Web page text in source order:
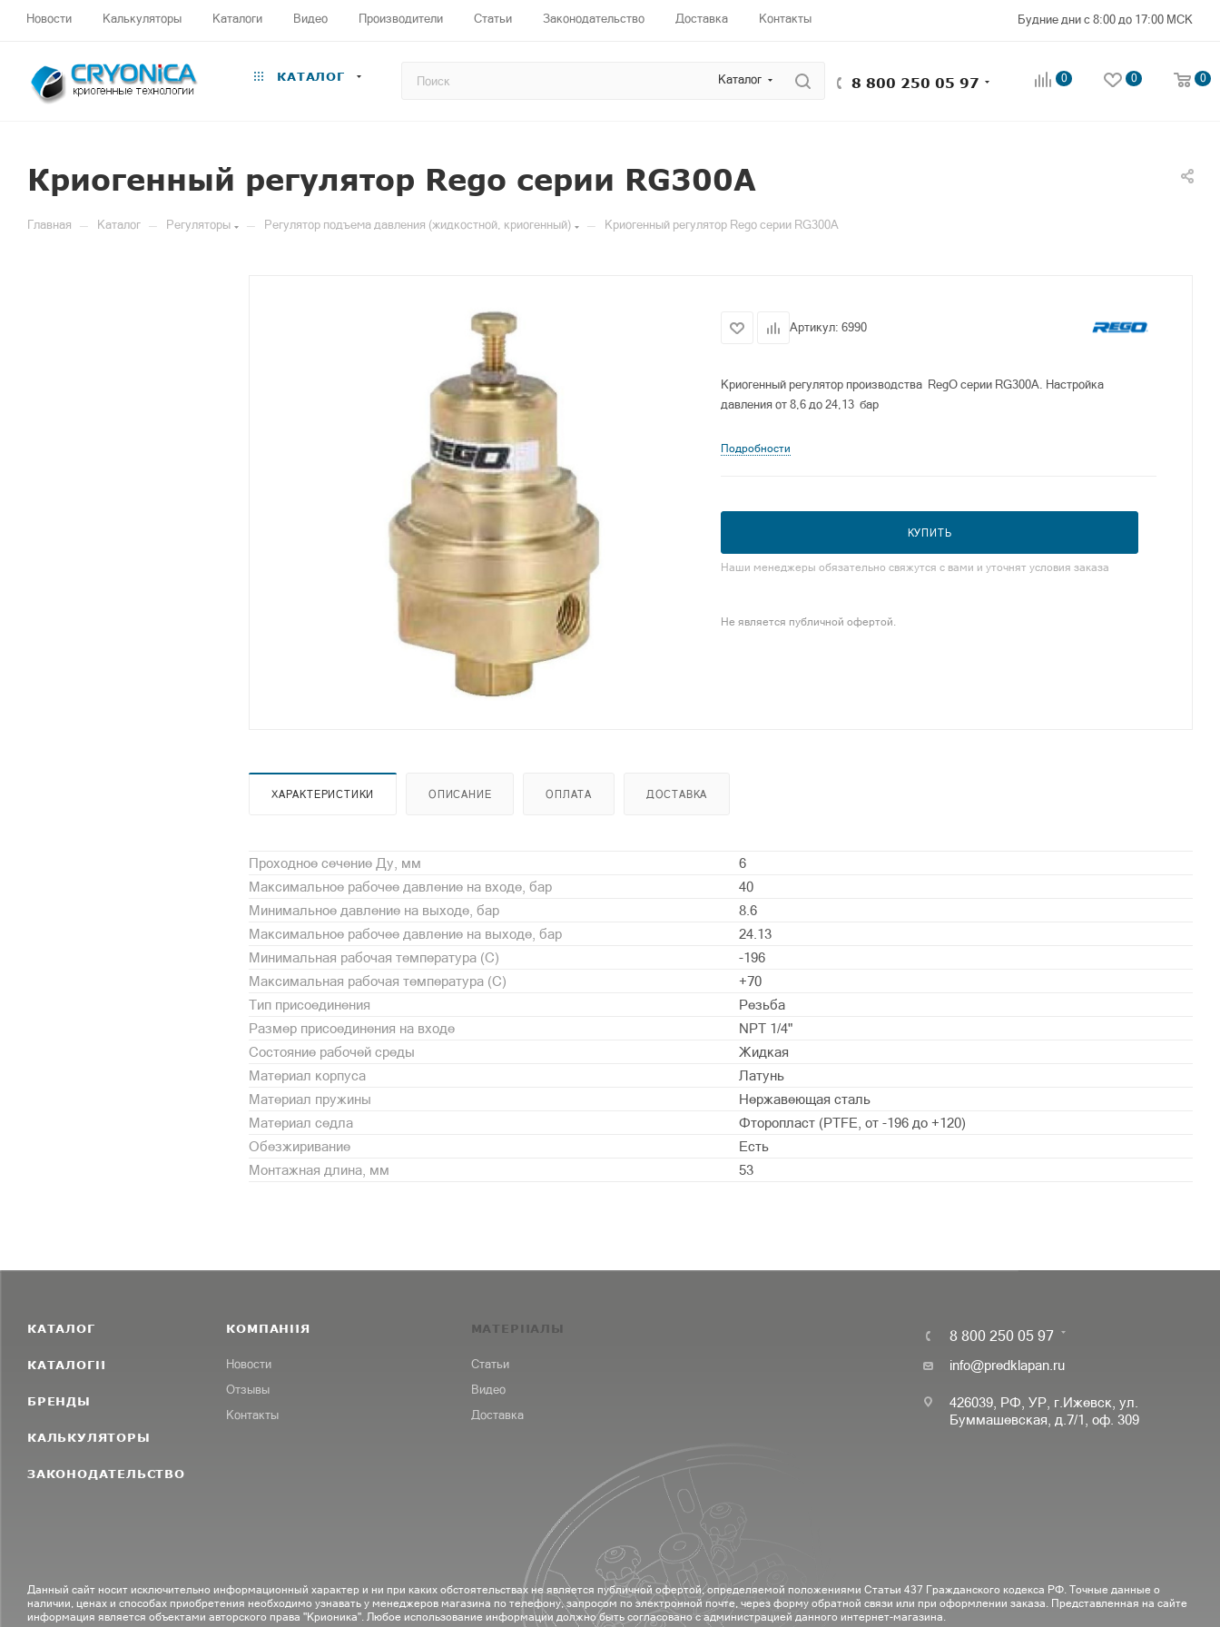
Новости Калькуляторы Каталоги Видео Производители Статьи Законодательство Доставка Контакты Будние дни с 8:00 до 17:00 МСК
КАТАЛОГ Каталог 8 800 250 05 97 0 0 0
Криогенный регулятор Rego серии RG300A
Главная — Каталог — Регуляторы — Регулятор подъема давления (жидкостной, криогенный) — Криогенный регулятор Rego серии RG300A
Артикул: 6990
Криогенный регулятор производства RegO серии RG300A. Настройка
давления от 8,6 до 24,13 бар
Подробности
КУПИТЬ
Наши менеджеры обязательно свяжутся с вами и уточнят условия заказа
Не является публичной офертой.
ХАРАКТЕРИСТИКИ ОПИСАНИЕ ОПЛАТА ДОСТАВКА
Проходное сечение Ду, мм
6
Максимальное рабочее давление на входе, бар
40
Минимальное давление на выходе, бар
8.6
Максимальное рабочее давление на выходе, бар
24.13
Минимальная рабочая температура (С)
-196
Максимальная рабочая температура (С)
+70
Тип присоединения
Резьба
Размер присоединения на входе
NPT 1/4"
Состояние рабочей среды
Жидкая
Материал корпуса
Латунь
Материал пружины
Нержавеющая сталь
Материал седла
Фторопласт (PTFE, от -196 до +120)
Обезжиривание
Есть
Монтажная длина, мм
53
КАТАЛОГ
КАТАЛОГИ
БРЕНДЫ
КАЛЬКУЛЯТОРЫ
ЗАКОНОДАТЕЛЬСТВО
КОМПАНИЯ
Новости
Отзывы
Контакты
МАТЕРИАЛЫ
Статьи
Видео
Доставка
8 800 250 05 97
info@predklapan.ru
426039, РФ, УР, г.Ижевск, ул.
Буммашевская, д.7/1, оф. 309
Данный сайт носит исключительно информационный характер и ни при каких обстоятельствах не является публичной офертой, определяемой положениями Статьи 437 Гражданского кодекса РФ. Точные данные о
наличии, ценах и способах приобретения необходимо узнавать у менеджеров магазина по телефону, запросом по электронной почте, через форму обратной связи или при оформлении заказа. Представленная на сайте
информация является объектами авторского права "Крионика". Любое использование информации должно быть согласовано с администрацией данного интернет-магазина.